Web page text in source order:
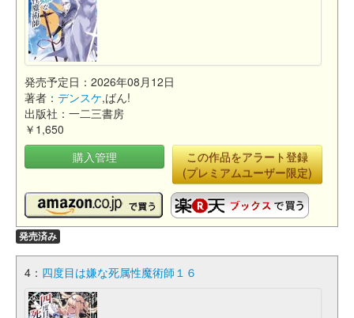
発売予定日：2026年08月12日
著者： デンスケ,ばん!
出版社：一二三書房
￥1,650
購入管理
この作品をアラート登録
(プレミアムユーザー限定)
発売済み
4： 四度目は嫌な死属性魔術師１６